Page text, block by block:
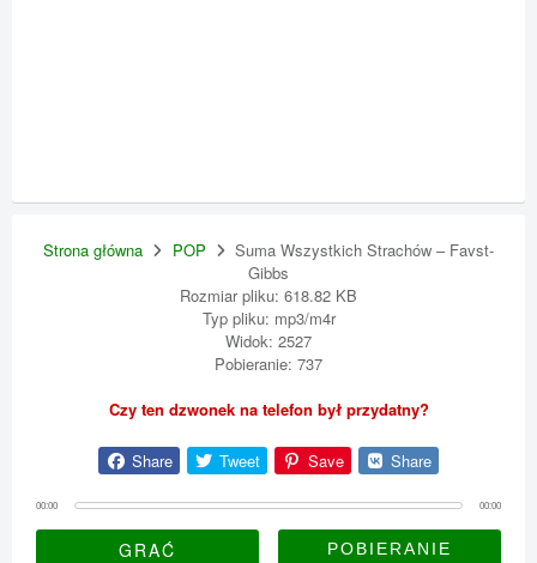
Strona główna POP
Suma Wszystkich Strachów – Favst-
Gibbs
Rozmiar pliku: 618.82 KB
Typ pliku: mp3/m4r
Widok: 2527
Pobieranie: 737
Czy ten dzwonek na telefon był przydatny?
Share Tweet Save Share
00:00 00:00
GRAĆ